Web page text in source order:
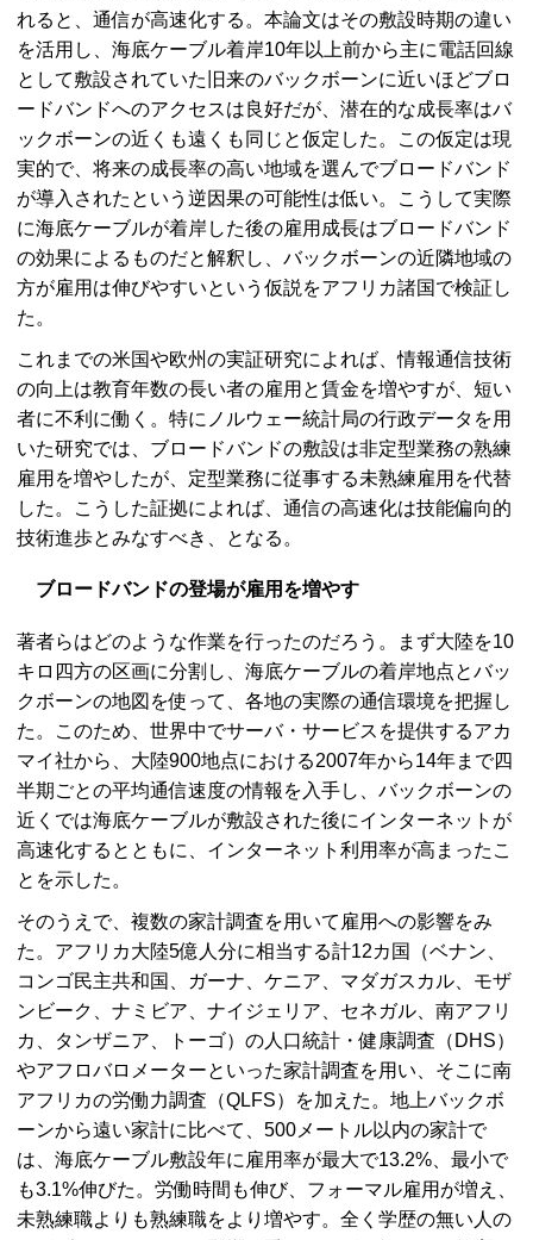
れると、通信が高速化する。本論文はその敷設時期の違い
を活用し、海底ケーブル着岸10年以上前から主に電話回線
として敷設されていた旧来のバックボーンに近いほどブロ
ードバンドへのアクセスは良好だが、潜在的な成長率はバ
ックボーンの近くも遠くも同じと仮定した。この仮定は現
実的で、将来の成長率の高い地域を選んでブロードバンド
が導入されたという逆因果の可能性は低い。こうして実際
に海底ケーブルが着岸した後の雇用成長はブロードバンド
の効果によるものだと解釈し、バックボーンの近隣地域の
方が雇用は伸びやすいという仮説をアフリカ諸国で検証し
た。
これまでの米国や欧州の実証研究によれば、情報通信技術
の向上は教育年数の長い者の雇用と賃金を増やすが、短い
者に不利に働く。特にノルウェー統計局の行政データを用
いた研究では、ブロードバンドの敷設は非定型業務の熟練
雇用を増やしたが、定型業務に従事する未熟練雇用を代替
した。こうした証拠によれば、通信の高速化は技能偏向的
技術進歩とみなすべき、となる。
ブロードバンドの登場が雇用を増やす
著者らはどのような作業を行ったのだろう。まず大陸を10
キロ四方の区画に分割し、海底ケーブルの着岸地点とバッ
クボーンの地図を使って、各地の実際の通信環境を把握し
た。このため、世界中でサーバ・サービスを提供するアカ
マイ社から、大陸900地点における2007年から14年まで四
半期ごとの平均通信速度の情報を入手し、バックボーンの
近くでは海底ケーブルが敷設された後にインターネットが
高速化するとともに、インターネット利用率が高まったこ
とを示した。
そのうえで、複数の家計調査を用いて雇用への影響をみ
た。アフリカ大陸5億人分に相当する計12カ国（ベナン、
コンゴ民主共和国、ガーナ、ケニア、マダガスカル、モザ
ンビーク、ナミビア、ナイジェリア、セネガル、南アフリ
カ、タンザニア、トーゴ）の人口統計・健康調査（DHS）
やアフロバロメーターといった家計調査を用い、そこに南
アフリカの労働力調査（QLFS）を加えた。地上バックボ
ーンから遠い家計に比べて、500メートル以内の家計で
は、海底ケーブル敷設年に雇用率が最大で13.2%、最小で
も3.1%伸びた。労働時間も伸び、フォーマル雇用が増え、
未熟練職よりも熟練職をより増やす。全く学歴の無い人の